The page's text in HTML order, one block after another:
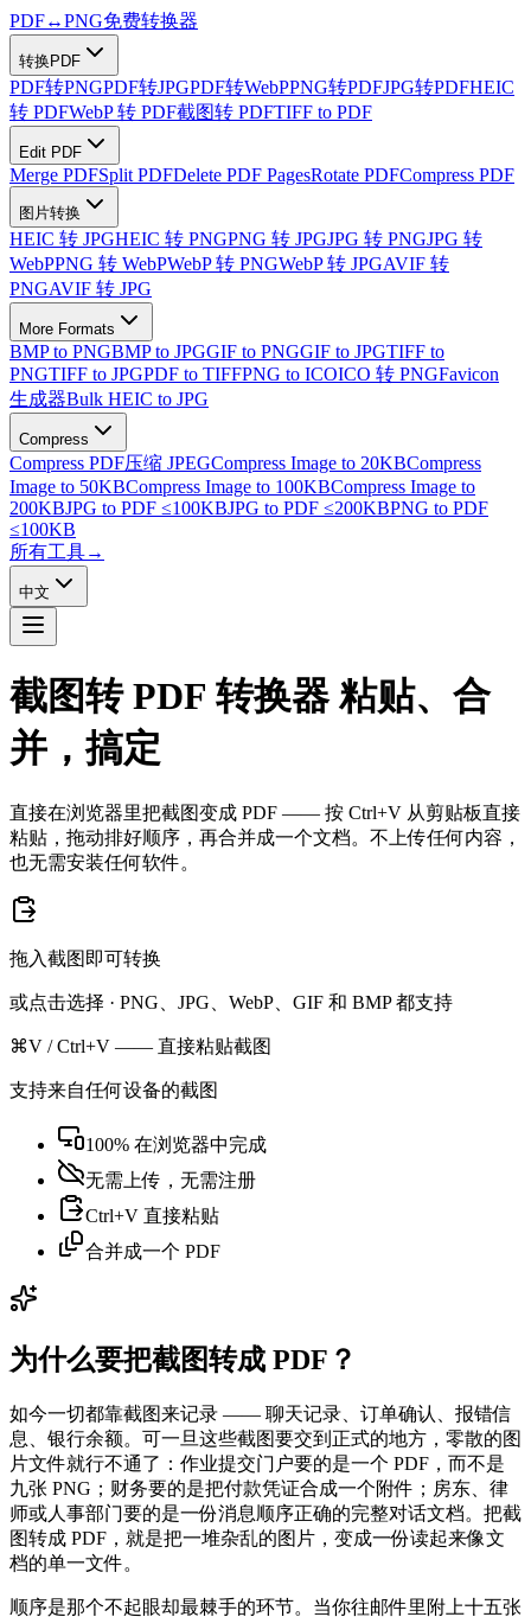
PDF↔PNG免费转换器
转换PDF
PDF转PNGPDF转JPGPDF转WebPPNG转PDFJPG转PDFHEIC
转 PDFWebP 转 PDF截图转 PDFTIFF to PDF
Edit PDF
Merge PDFSplit PDFDelete PDF PagesRotate PDFCompress PDF
图片转换
HEIC 转 JPGHEIC 转 PNGPNG 转 JPGJPG 转 PNGJPG 转
WebPPNG 转 WebPWebP 转 PNGWebP 转 JPGAVIF 转
PNGAVIF 转 JPG
More Formats
BMP to PNGBMP to JPGGIF to PNGGIF to JPGTIFF to
PNGTIFF to JPGPDF to TIFFPNG to ICOICO 转 PNGFavicon
生成器Bulk HEIC to JPG
Compress
Compress PDF压缩 JPEGCompress Image to 20KBCompress
Image to 50KBCompress Image to 100KBCompress Image to
200KBJPG to PDF ≤100KBJPG to PDF ≤200KBPNG to PDF
≤100KB
所有工具→
中文
截图转 PDF 转换器 粘贴、合
并，搞定
直接在浏览器里把截图变成 PDF —— 按 Ctrl+V 从剪贴板直接
粘贴，拖动排好顺序，再合并成一个文档。不上传任何内容，
也无需安装任何软件。
拖入截图即可转换
或点击选择 · PNG、JPG、WebP、GIF 和 BMP 都支持
⌘V / Ctrl+V —— 直接粘贴截图
支持来自任何设备的截图
100% 在浏览器中完成
无需上传，无需注册
Ctrl+V 直接粘贴
合并成一个 PDF
为什么要把截图转成 PDF？
如今一切都靠截图来记录 —— 聊天记录、订单确认、报错信
息、银行余额。可一旦这些截图要交到正式的地方，零散的图
片文件就行不通了：作业提交门户要的是一个 PDF，而不是
九张 PNG；财务要的是把付款凭证合成一个附件；房东、律
师或人事部门要的是一份消息顺序正确的完整对话文档。把截
图转成 PDF，就是把一堆杂乱的图片，变成一份读起来像文
档的单一文件。
顺序是那个不起眼却最棘手的环节。当你往邮件里附上十五张